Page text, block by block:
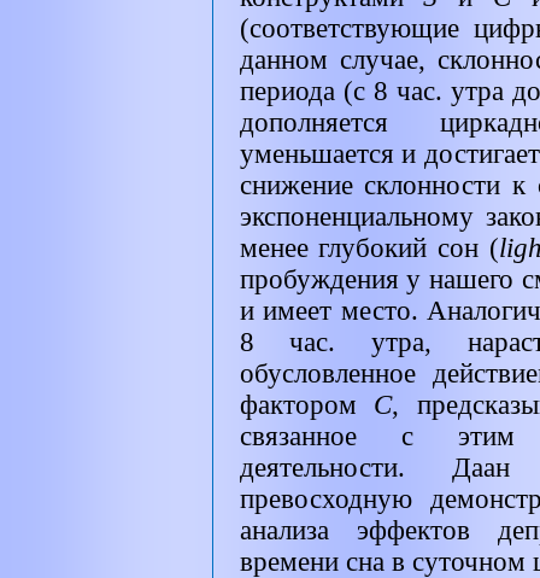
(соответствующие
данном случае,
периода (с 8 час. утра
дополняется
уменьшается и
снижение склонности к
экспоненциальному
менее глубокий сон (
пробуждения у нашего
и имеет место.
8 час. утра,
обусловленное
фактором С,
связанное с этим
деятельности.
превосходную
анализа эффектов
времени сна в суточном